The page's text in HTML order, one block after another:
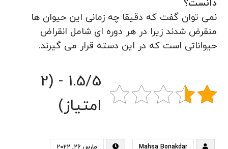
دانست؟
نمی توان گفت که دقیقا چه زمانی این حیوان ها
منقرض شدند زیرا در هر دوره ای شامل انقراض
حیواناتی است که در این دسته قرار می گیرند.
1.5/5 - (2
امتیاز)
Mahsa Bonakdar مارس ۲۶, ۲۰۲۲